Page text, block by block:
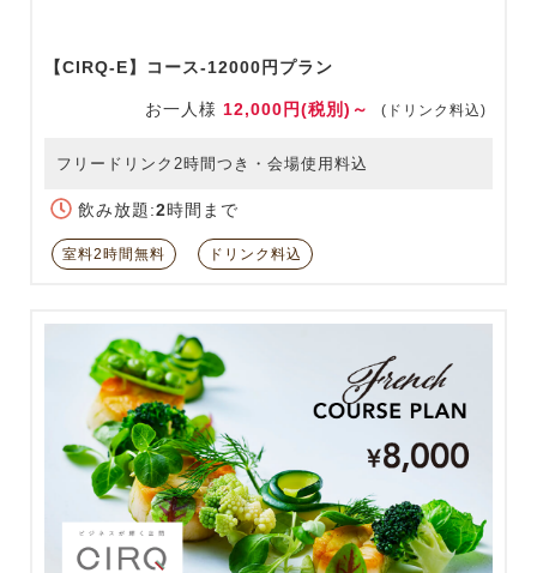
【CIRQ-E】コース-12000円プラン
お一人様 12,000円(税別)～ (ドリンク料込)
フリードリンク2時間つき・会場使用料込
飲み放題:2時間まで
室料2時間無料 ドリンク料込